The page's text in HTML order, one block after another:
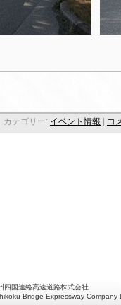
カテゴリー: イベント情報 コ
国連絡高速道路株式会社
Bridge Expressway Company